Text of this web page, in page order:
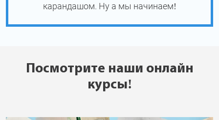
карандашом. Ну а мы начинаем!
Посмотрите наши онлайн
курсы!